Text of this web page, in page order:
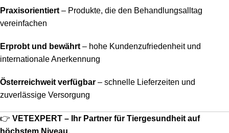
Praxisorientiert – Produkte, die den Behandlungsalltag
vereinfachen
Erprobt und bewährt – hohe Kundenzufriedenheit und
internationale Anerkennung
Österreichweit verfügbar – schnelle Lieferzeiten und
zuverlässige Versorgung
👉 VETEXPERT – Ihr Partner für Tiergesundheit auf
höchstem Niveau.